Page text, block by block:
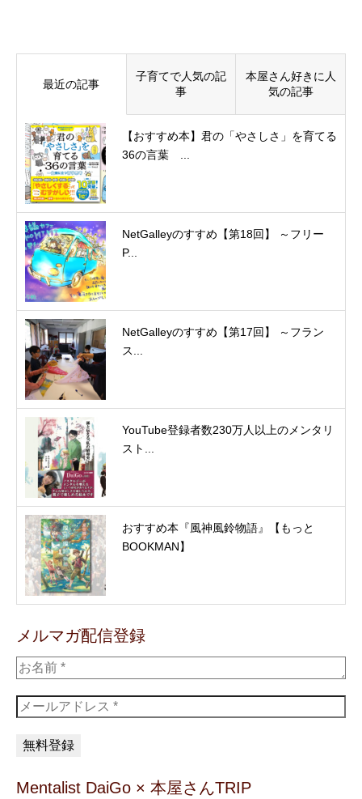
最近の記事
子育てで人気の記
事
本屋さん好きに人
気の記事
【おすすめ本】君の「やさしさ」を育てる
36の言葉 ...
NetGalleyのすすめ【第18回】 ～フリー
P...
NetGalleyのすすめ【第17回】 ～フラン
ス...
YouTube登録者数230万人以上のメンタリ
スト...
おすすめ本『風神風鈴物語』【もっと
BOOKMAN】
メルマガ配信登録
Mentalist DaiGo × 本屋さんTRIP